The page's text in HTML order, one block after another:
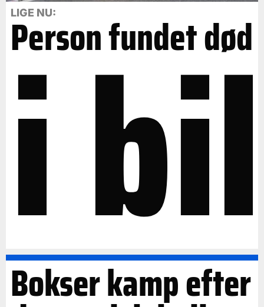
LIGE NU:
Person fundet død
i bil
Bokser kamp efter